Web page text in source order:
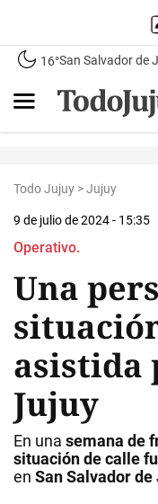
16°San Salvador de
Todo Jujuy >Jujuy
9 de julio de 2024 - 15:35
Operativo.
Una
asistida
Jujuy
En una semana de
situación de calle
en San Salvador de